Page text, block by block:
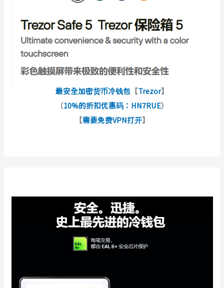
最安全加密货币冷钱包 【Trezor】
（10%的折扣优惠码：HN7RUE）
【需要免费VPN打开】